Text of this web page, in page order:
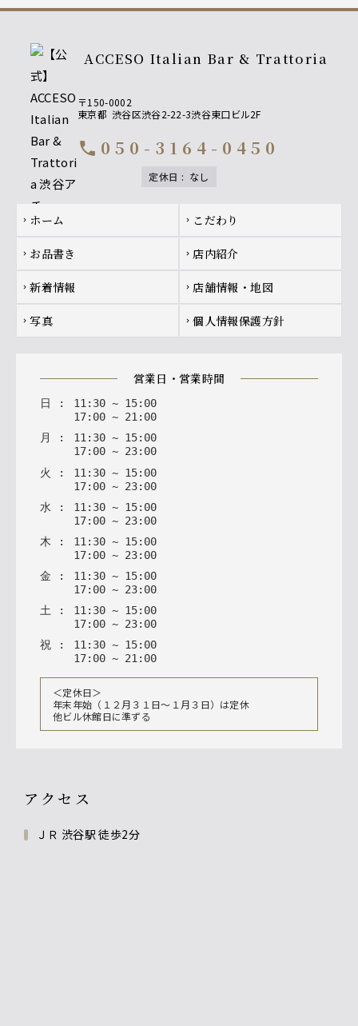
ACCESO Italian Bar & Trattoria
〒150-0002
東京都 渋谷区渋谷2-22-3渋谷東口ビル2F
call 050-3164-0450
定休日 : なし
Footer navigation
chevron_right ホーム chevron_right こだわり
chevron_right お品書き chevron_right 店内紹介
chevron_right 新着情報 chevron_right 店舗情報・地図
chevron_right 写真 chevron_right 個人情報保護方針
営業日・営業時間
日 : 11: 30 ~ 15: 00
17: 00 ~ 21: 00
月
: 11: 30 ~ 15: 00
17: 00 ~ 23: 00
火
: 11 : 30 ~ 15: 00
17: 00 ~ 23: 00
水 : 11 : 30 ~ 15: 00
17: 00 ~ 23: 00
木 : 11 : 30 ~ 15: 00
17: 00 ~ 23: 00
金 : 11 : 30 ~ 15: 00
17: 00 ~ 23: 00
土 : 11: 30 ~ 15: 00
17: 00 ~ 23: 00
祝 : 11: 30 ~ 15: 00
17: 00 ~ 21: 00
＜定休日＞
年末年始（１２月３１日〜１月３日）は定休
他ビル休館日に準ずる
アクセス
ＪＲ 渋谷駅 徒歩2分